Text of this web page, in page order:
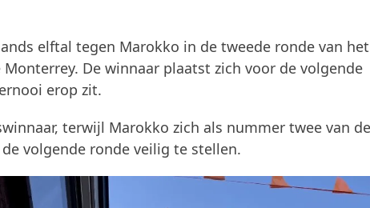
elftal tegen Marokko in de tweede ronde van
De winnaar plaatst zich voor de volgende
erop zit.
terwijl Marokko zich als nummer twee van de
volgende ronde veilig te stellen.